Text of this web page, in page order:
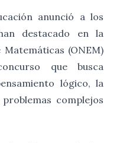
anunció a los
destacado en la
(ONEM)
que busca
lógico, la
complejos